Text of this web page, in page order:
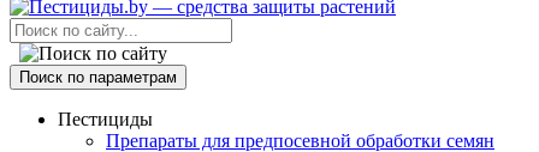
Поиск по параметрам
Пестициды
Препараты для предпосевной обработки семян